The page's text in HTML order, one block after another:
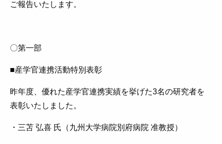
ご報告いたします。
〇第一部
■産学官連携活動特別表彰
昨年度、優れた産学官連携実績を挙げた3名の研究者を
表彰いたしました。
・三苫 弘喜 氏（九州大学病院別府病院 准教授）